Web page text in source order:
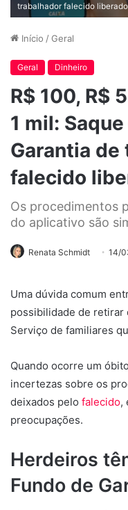
trabalhador falecido
Início /Geral
Geral Dinheiro
R$ 100, R$
1 mil:
Garantia
falecido
Os procedimentos
do aplicativo são
Renata Schmidt 14/
Uma dúvida comum
possibilidade de retirar
Serviço de familiares
Quando ocorre um
incertezas sobre os
deixados pelo falecido,
preocupações.
Herdeiros
Fundo de